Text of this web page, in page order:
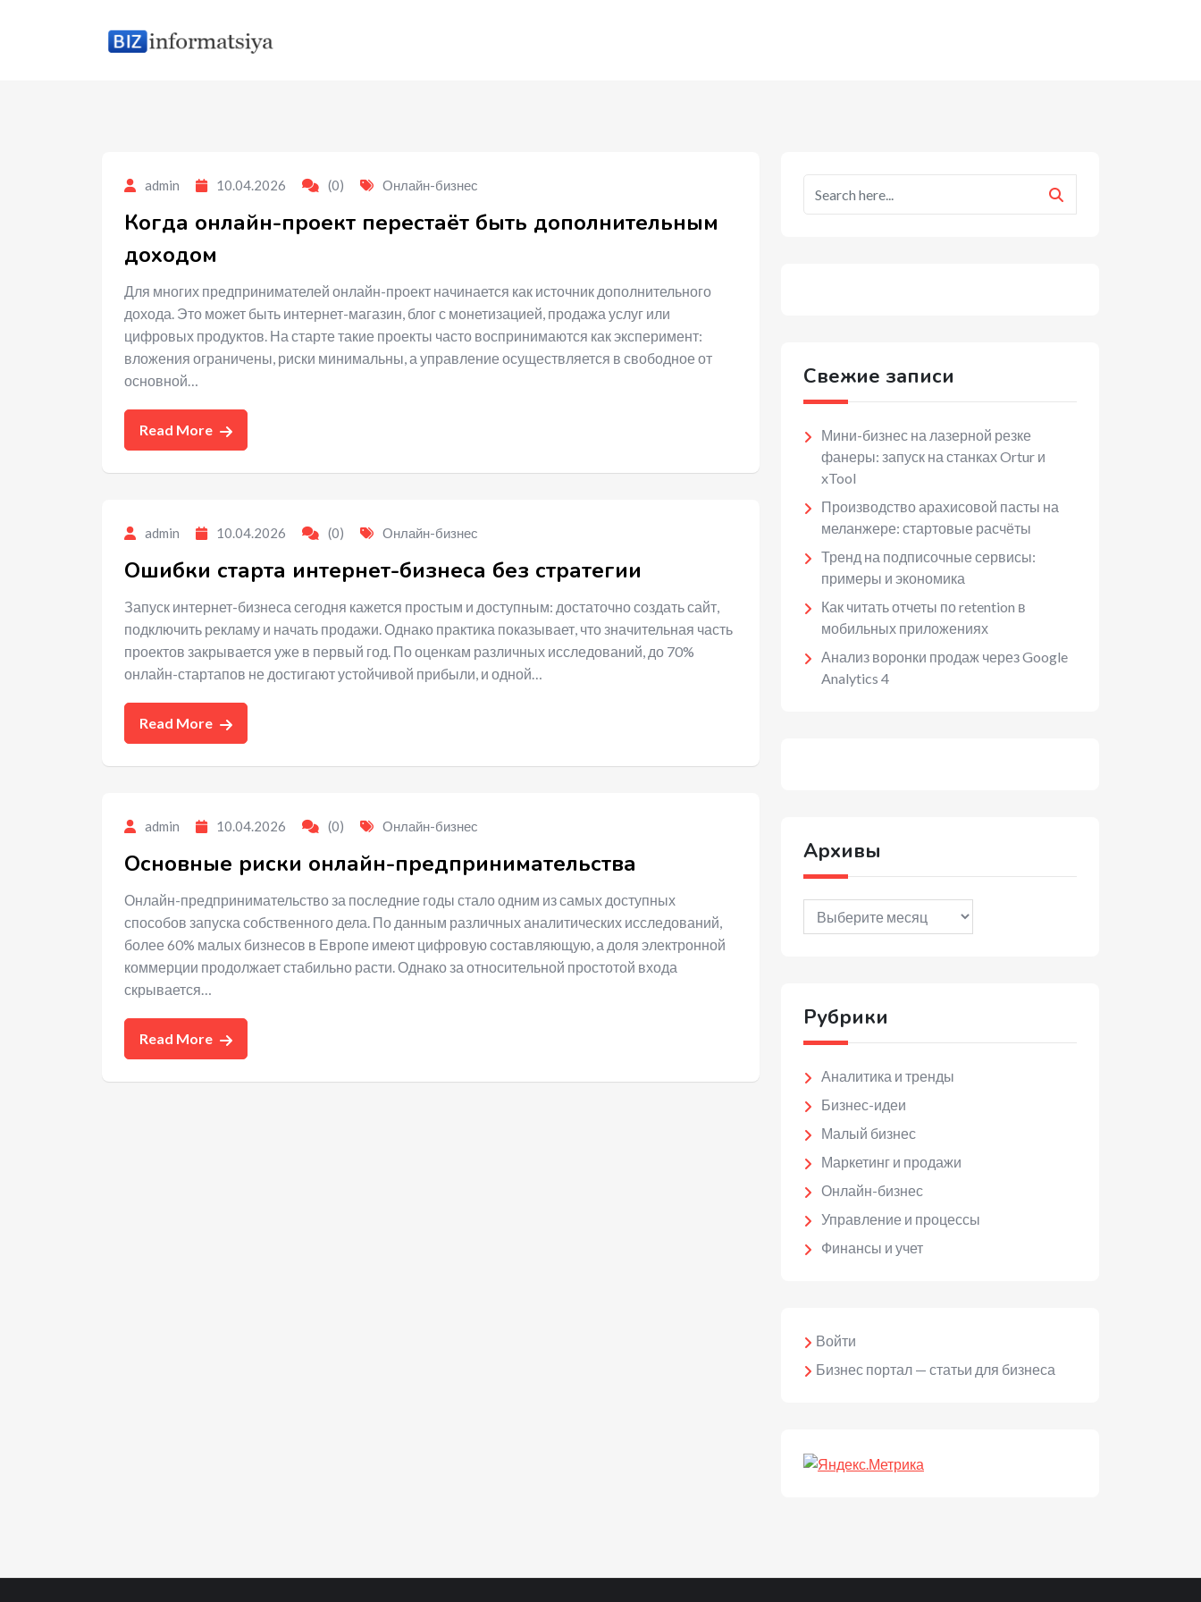
admin 10.04.2026 (0) Онлайн-бизнес
Когда онлайн-проект перестаёт быть дополнительным
доходом
Для многих предпринимателей онлайн-проект начинается как источник дополнительного
дохода. Это может быть интернет-магазин, блог с монетизацией, продажа услуг или
цифровых продуктов. На старте такие проекты часто воспринимаются как эксперимент:
вложения ограничены, риски минимальны, а управление осуществляется в свободное от
основной…
Read More
admin 10.04.2026 (0) Онлайн-бизнес
Ошибки старта интернет-бизнеса без стратегии
Запуск интернет-бизнеса сегодня кажется простым и доступным: достаточно создать сайт,
подключить рекламу и начать продажи. Однако практика показывает, что значительная часть
проектов закрывается уже в первый год. По оценкам различных исследований, до 70%
онлайн-стартапов не достигают устойчивой прибыли, и одной…
Read More
admin 10.04.2026 (0) Онлайн-бизнес
Основные риски онлайн-предпринимательства
Онлайн-предпринимательство за последние годы стало одним из самых доступных
способов запуска собственного дела. По данным различных аналитических исследований,
более 60% малых бизнесов в Европе имеют цифровую составляющую, а доля электронной
коммерции продолжает стабильно расти. Однако за относительной простотой входа
скрывается…
Read More
Свежие записи
Мини-бизнес на лазерной резке
фанеры: запуск на станках Ortur и
xTool
Производство арахисовой пасты на
меланжере: стартовые расчёты
Тренд на подписочные сервисы:
примеры и экономика
Как читать отчеты по retention в
мобильных приложениях
Анализ воронки продаж через Google
Analytics 4
Архивы
Архивы
Рубрики
Аналитика и тренды
Бизнес-идеи
Малый бизнес
Маркетинг и продажи
Онлайн-бизнес
Управление и процессы
Финансы и учет
Войти
Бизнес портал — статьи для бизнеса